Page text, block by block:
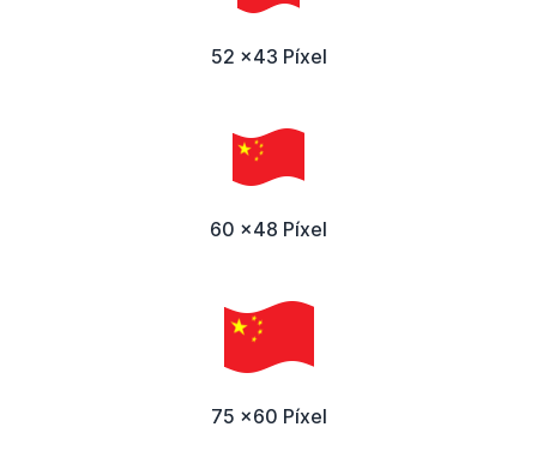
52 x43 Píxel
60 x48 Píxel
75 x60 Píxel